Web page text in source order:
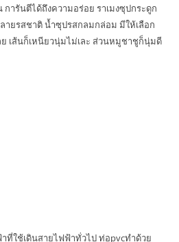
การันตีได้ถึงความอร่อย ราเมงซุปกระดูก
ยรสชาติ น้ำซุปรสกลมกล่อม มีให้เลือก
เส้นก็เหนียวนุ่มไม่เละ ส่วนหมูชาชูก็นุ่มดี
ที่ใช้เดินสายไฟฟ้าทั่วไป ท่อpvcทำด้วย